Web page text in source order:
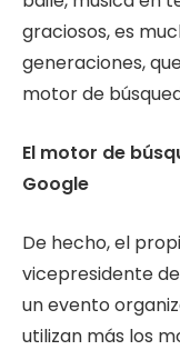
graciosos, es
generaciones,
motor de
El motor de
Google
De hecho, el
vicepresidente
un evento
utilizan más los